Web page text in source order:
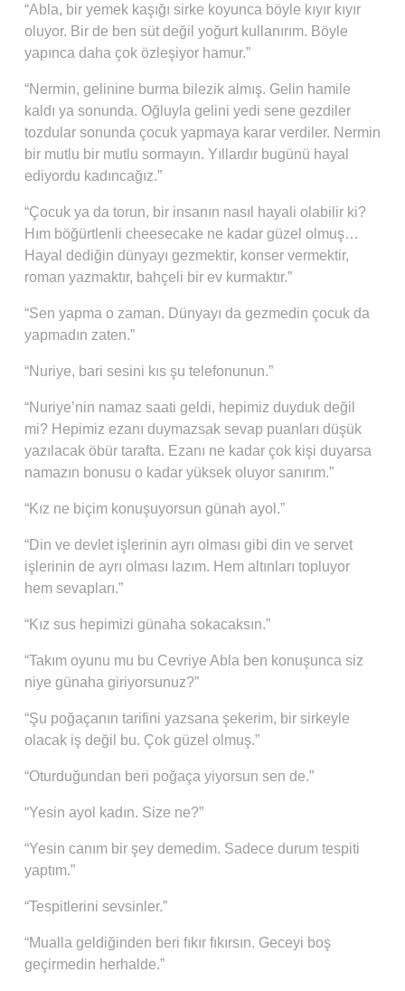
“Abla, bir yemek kaşığı sirke koyunca böyle kıyır kıyır
oluyor. Bir de ben süt değil yoğurt kullanırım. Böyle
yapınca daha çok özleşiyor hamur.”
“Nermin, gelinine burma bilezik almış. Gelin hamile
kaldı ya sonunda. Oğluyla gelini yedi sene gezdiler
tozdular sonunda çocuk yapmaya karar verdiler. Nermin
bir mutlu bir mutlu sormayın. Yıllardır bugünü hayal
ediyordu kadıncağız.”
“Çocuk ya da torun, bir insanın nasıl hayali olabilir ki?
Hım böğürtlenli cheesecake ne kadar güzel olmuş…
Hayal dediğin dünyayı gezmektir, konser vermektir,
roman yazmaktır, bahçeli bir ev kurmaktır.”
“Sen yapma o zaman. Dünyayı da gezmedin çocuk da
yapmadın zaten.”
“Nuriye, bari sesini kıs şu telefonunun.”
“Nuriye’nin namaz saati geldi, hepimiz duyduk değil
mi? Hepimiz ezanı duymazsak sevap puanları düşük
yazılacak öbür tarafta. Ezanı ne kadar çok kişi duyarsa
namazın bonusu o kadar yüksek oluyor sanırım.”
“Kız ne biçim konuşuyorsun günah ayol.”
“Din ve devlet işlerinin ayrı olması gibi din ve servet
işlerinin de ayrı olması lazım. Hem altınları topluyor
hem sevapları.”
“Kız sus hepimizi günaha sokacaksın.”
“Takım oyunu mu bu Cevriye Abla ben konuşunca siz
niye günaha giriyorsunuz?”
“Şu poğaçanın tarifini yazsana şekerim, bir sirkeyle
olacak iş değil bu. Çok güzel olmuş.”
“Oturduğundan beri poğaça yiyorsun sen de.”
“Yesin ayol kadın. Size ne?”
“Yesin canım bir şey demedim. Sadece durum tespiti
yaptım.”
“Tespitlerini sevsinler.”
“Mualla geldiğinden beri fıkır fıkırsın. Geceyi boş
geçirmedin herhalde.”